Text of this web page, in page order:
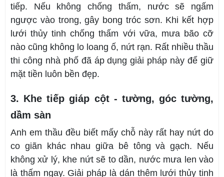
tiếp. Nếu không chống thấm, nước sẽ ngấm
ngược vào trong, gây bong tróc sơn. Khi kết hợp
lưới thủy tinh chống thấm với vữa, mưa bão cỡ
nào cũng không lo loang ố, nứt rạn. Rất nhiều thầu
thi công nhà phố đã áp dụng giải pháp này để giữ
mặt tiền luôn bền đẹp.
3. Khe tiếp giáp cột - tường, góc tường,
dầm sàn
Anh em thầu đều biết mấy chỗ này rất hay nứt do
co giãn khác nhau giữa bê tông và gạch. Nếu
không xử lý, khe nứt sẽ to dần, nước mưa len vào
là thấm ngay. Giải pháp là dán thêm lưới thủy tinh